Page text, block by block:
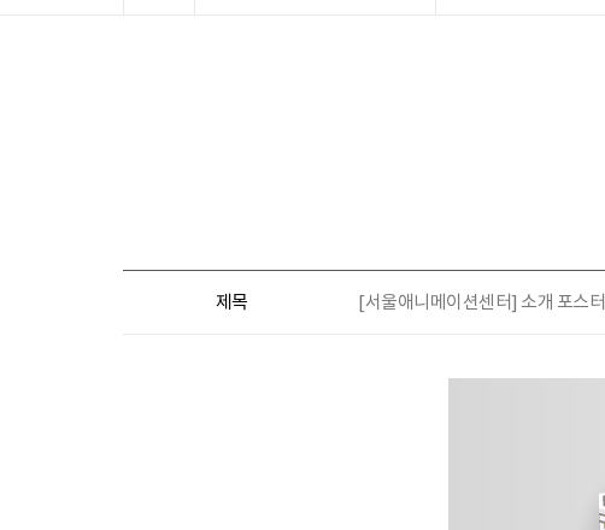
제목 [서울애니메이션센터] 소개 포스터